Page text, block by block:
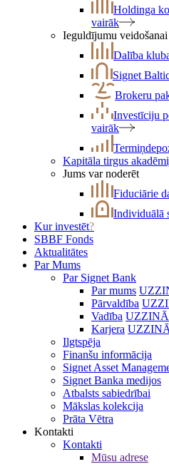
Holdinga
vairāk
Ieguldījumu veidošanai
Dalība
Signet
Brokeru
Investīciju
vairāk
Kapitāla tirgus
Jums var noderēt
Fiduciārie
Individuālā
Kur investēt?
SBBF Fonds
Aktualitātes
Par Mums
Par Signet Bank
Par mums
Pārvaldība
Vadība
Karjera
Ilgtspēja
Finanšu informācija
Signet Asset
Signet Banka medijos
Atbalsts sabiedrībai
Mākslas kolekcija
Prāta Vētra
Kontakti
Kontakti
Mūsu adrese